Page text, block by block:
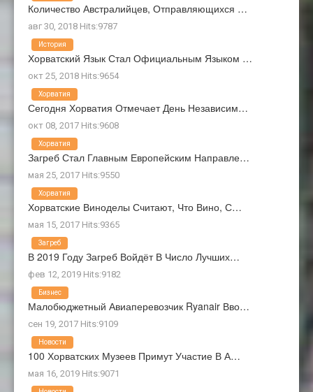
Количество Австралийцев, Отправляющихся …
авг 30, 2018 Hits:9787
Хорватский Язык Стал Официальным Языком …
окт 25, 2018 Hits:9654
История
Сегодня Хорватия Отмечает День Независим…
окт 08, 2017 Hits:9608
Хорватия
Загреб Стал Главным Европейским Направле…
мая 25, 2017 Hits:9550
Хорватия
Хорватские Виноделы Считают, Что Вино, С…
мая 15, 2017 Hits:9365
Хорватия
В 2019 Году Загреб Войдёт В Число Лучших…
фев 12, 2019 Hits:9182
Загреб
Малобюджетный Авиаперевозчик Ryanair Вво…
сен 19, 2017 Hits:9109
Бизнес
100 Хорватских Музеев Примут Участие В А…
мая 16, 2019 Hits:9071
Новости